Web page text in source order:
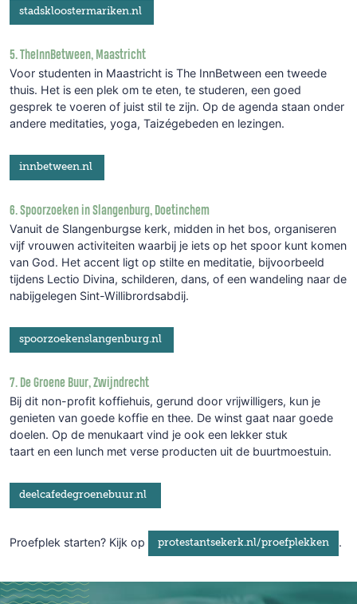
stadskloostermariken.nl
5. TheInnBetween, Maastricht
Voor studenten in Maastricht is The InnBetween een tweede
thuis. Het is een plek om te eten, te studeren, een goed
gesprek te voeren of juist stil te zijn. Op de agenda staan onder
andere meditaties, yoga, Taizégebeden en lezingen.
innbetween.nl
6. Spoorzoeken in Slangenburg, Doetinchem
Vanuit de Slangenburgse kerk, midden in het bos, organiseren
vijf vrouwen activiteiten waarbij je iets op het spoor kunt komen
van God. Het accent ligt op stilte en meditatie, bijvoorbeeld
tijdens Lectio Divina, schilderen, dans, of een wandeling naar de
nabijgelegen Sint-Willibrordsabdij.
spoorzoekenslangenburg.nl
7. De Groene Buur, Zwijndrecht
Bij dit non-profit koffiehuis, gerund door vrijwilligers, kun je
genieten van goede koffie en thee. De winst gaat naar goede
doelen. Op de menukaart vind je ook een lekker stuk
taart en een lunch met verse producten uit de buurtmoestuin.
deelcafedegroenebuur.nl
Proefplek starten? Kijk op protestantsekerk.nl/proefplekken .